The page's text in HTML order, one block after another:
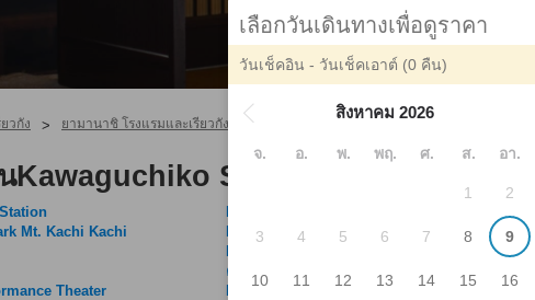
เลือกวันเดินทางเพื่อดูราคา
วันเช็คอิน - วันเช็คเอาต์ (0 คืน)
สิงหาคม 2026
จ. อ. พ. พฤ. ศ. ส. อา.
1 2
3 4 5 6 7 8 9
10 11 12 13 14 15 16
วกัง > ยามานาชิ โรงแรมและเรียวกัง
Shopping Center Bell
Mt. Kachi Kachi
Theater
Kawaguchiko Country Club
Fuji Motosuko Resort (Shibazakura Park)
Lake Shōji
คาวากูชิโกะ สเตลลาร์ เธียเตอร์
Fujisan World Heritage Center